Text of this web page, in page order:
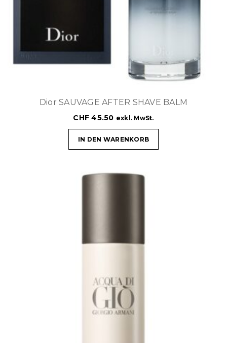
Dior SAUVAGE AFTER SHAVE BALM
CHF 45.50 exkl. MwSt.
IN DEN WARENKORB